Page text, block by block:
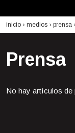
inicio › medios › prensa
Prensa
No hay artículos de